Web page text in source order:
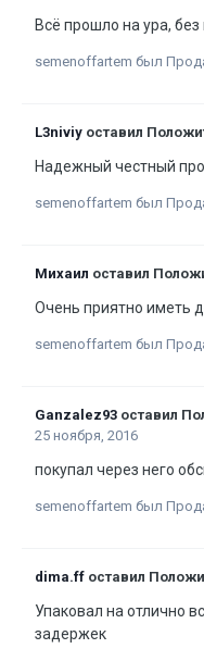
Всё прошло на ура, без
semenoffartem был
L3niviy оставил
Надежный честный
semenoffartem был
Михаил оставил
Очень приятно иметь
semenoffartem был
Ganzalez93 оставил
25 ноября, 2016
покупал через него
semenoffartem был
dima.ff оставил
Упаковал на отлично
задержек